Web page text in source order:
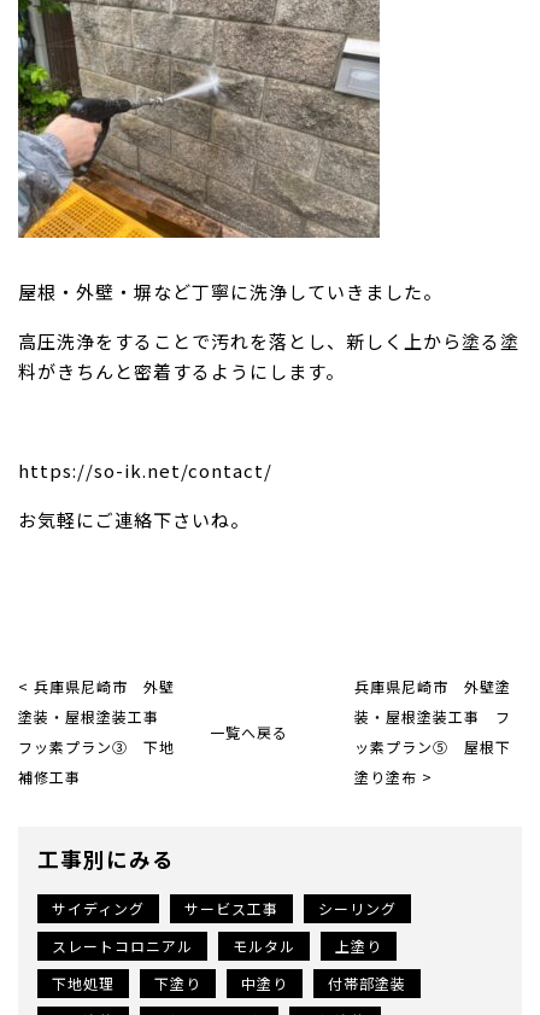
屋根・外壁・塀など丁寧に洗浄していきました。
高圧洗浄をすることで汚れを落とし、新しく上から塗る塗
料がきちんと密着するようにします。
https://so-ik.net/contact/
お気軽にご連絡下さいね。
< 兵庫県尼崎市 外壁
塗装・屋根塗装工事
フッ素プラン③ 下地
補修工事
兵庫県尼崎市 外壁塗
装・屋根塗装工事 フ
ッ素プラン⑤ 屋根下
塗り塗布 >
一覧へ戻る
工事別にみる
サイディング サービス工事
シーリング
スレートコロニアル
モルタル
上塗り
下地処理
下塗り 中塗り
付帯部塗装